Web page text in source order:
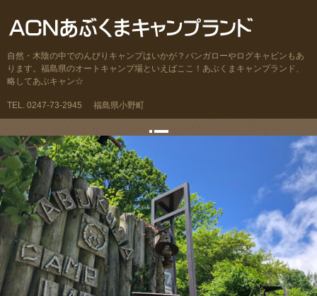
自然・木陰の中でのんびりキャンプはいかが？バンガローやログキャビンもあ
ります。福島県のオートキャンプ場といえばここ！あぶくまキャンプランド、
略してあぶキャン☆
TEL. 0247-73-2945 福島県小野町